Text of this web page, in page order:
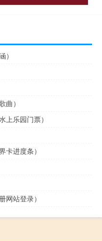
）
曲）
上乐园门票）
卡进度条）
网站登录）